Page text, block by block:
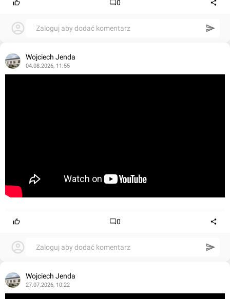
0
Zaloguj aby dodać komentarz
Wojciech Jenda
04.08.2026, 11:55
0
Zaloguj aby dodać komentarz
Wojciech Jenda
27.07.2026, 10:22